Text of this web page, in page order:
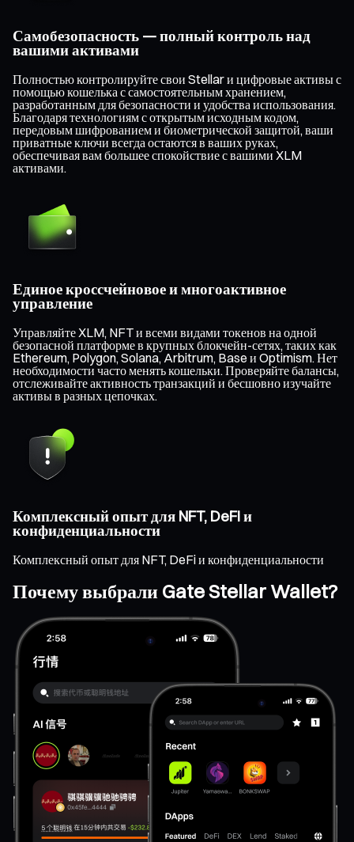
Самобезопасность — полный контроль над
вашими активами
Полностью контролируйте свои Stellar и цифровые активы с
помощью кошелька с самостоятельным хранением,
разработанным для безопасности и удобства использования.
Благодаря технологиям с открытым исходным кодом,
передовым шифрованием и биометрической защитой, ваши
приватные ключи всегда остаются в ваших руках,
обеспечивая вам большее спокойствие с вашими XLM
активами.
Единое кроссчейновое и многоактивное
управление
Управляйте XLM, NFT и всеми видами токенов на одной
безопасной платформе в крупных блокчейн-сетях, таких как
Ethereum, Polygon, Solana, Arbitrum, Base и Optimism. Нет
необходимости часто менять кошельки. Проверяйте балансы,
отслеживайте активность транзакций и бесшовно изучайте
активы в разных цепочках.
Комплексный опыт для NFT, DeFi и
конфиденциальности
Комплексный опыт для NFT, DeFi и конфиденциальности
Почему выбрали Gate Stellar Wallet?